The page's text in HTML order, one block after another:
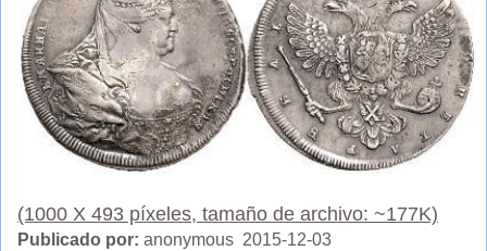
(1000 X 493 píxeles, tamaño de archivo: ~177K)
Publicado por: anonymous 2015-12-03